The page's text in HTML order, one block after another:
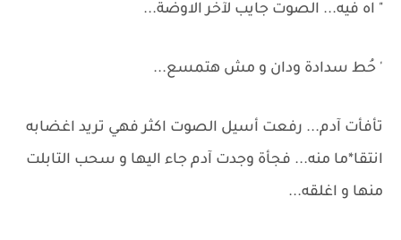
" اه فيه... الصوت جايب لآخر الاوضة...
' حُط سدادة ودان و مش هتمسع...
تأفأت آدم... رفعت أسيل الصوت اكثر فهي تريد اغضابه
انتقا*ما منه... فجأة وجدت آدم جاء اليها و سحب التابلت
منها و اغلقه...